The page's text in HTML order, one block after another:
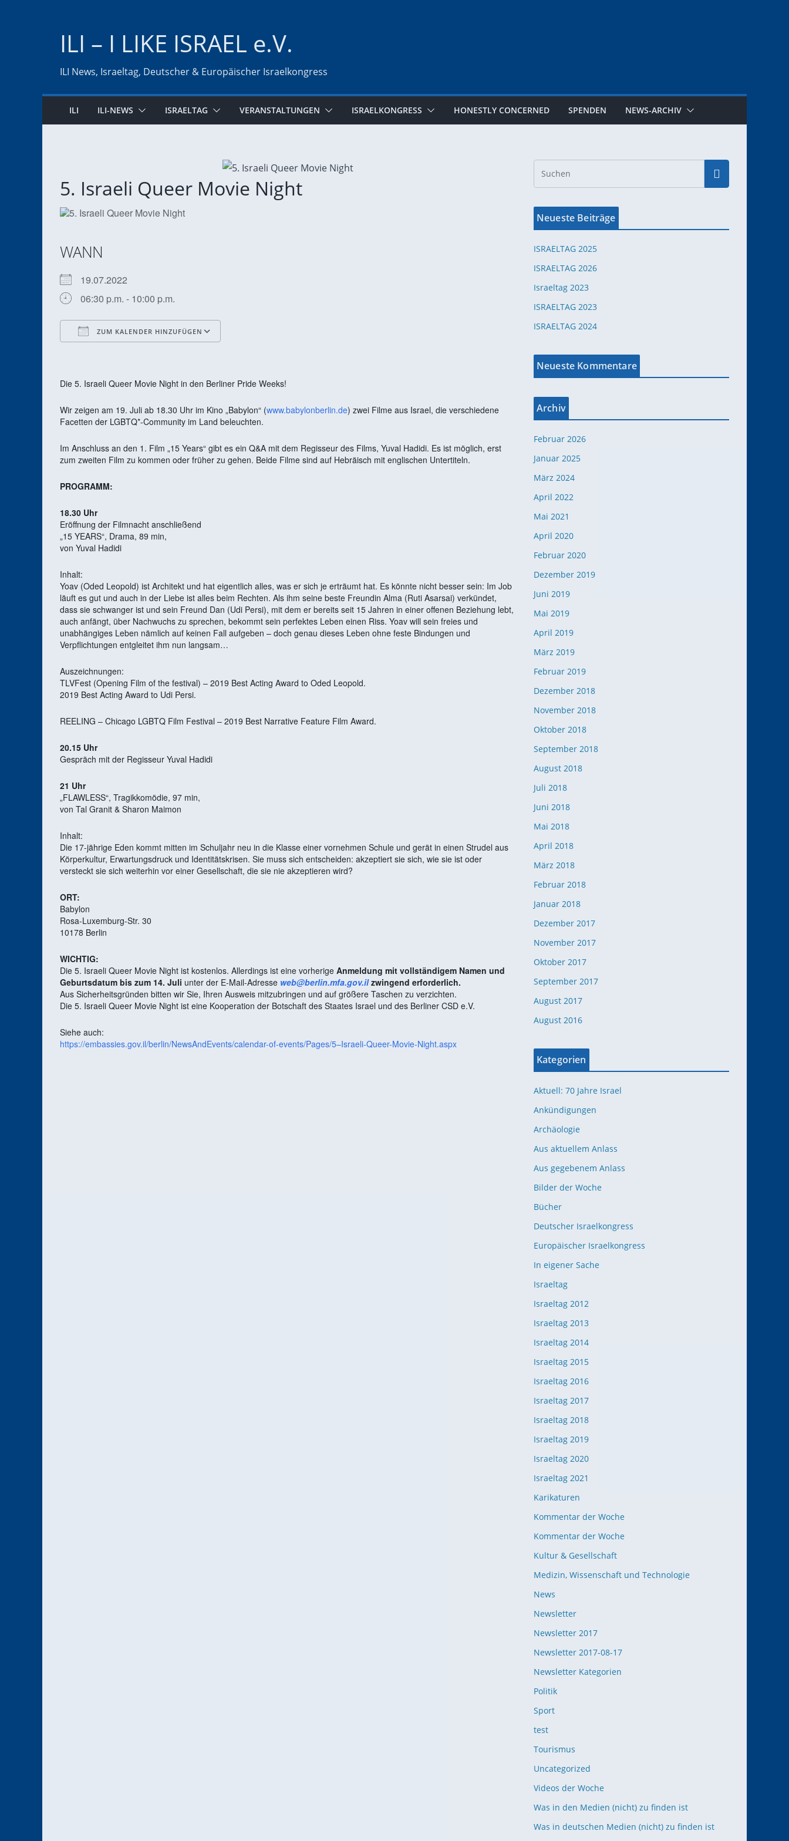
ILI – I LIKE ISRAEL e.V.
ILI News, Israeltag, Deutscher & Europäischer Israelkongress
ILI ILI-NEWS ISRAELTAG VERANSTALTUNGEN ISRAELKONGRESS HONESTLY CONCERNED SPENDEN NEWS-ARCHIV
5. Israeli Queer Movie Night
WANN
19.07.2022
06:30 p.m. - 10:00 p.m.
ZUM KALENDER HINZUFÜGEN
Office 365
Die 5. Israeli Queer Movie Night in den Berliner Pride Weeks!
Wir zeigen am 19. Juli ab 18.30 Uhr im Kino „Babylon“ (www.babylonberlin.de) zwei Filme aus Israel, die verschiedene
Facetten der LGBTQ*-Community im Land beleuchten.
Im Anschluss an den 1. Film „15 Years“ gibt es ein Q&A mit dem Regisseur des Films, Yuval Hadidi. Es ist möglich, erst
zum zweiten Film zu kommen oder früher zu gehen. Beide Filme sind auf Hebräisch mit englischen Untertiteln.
PROGRAMM:
18.30 Uhr
Eröffnung der Filmnacht anschließend
„15 YEARS“, Drama, 89 min,
von Yuval Hadidi
Inhalt:
Yoav (Oded Leopold) ist Architekt und hat eigentlich alles, was er sich je erträumt hat. Es könnte nicht besser sein: Im Job
läuft es gut und auch in der Liebe ist alles beim Rechten. Als ihm seine beste Freundin Alma (Ruti Asarsai) verkündet,
dass sie schwanger ist und sein Freund Dan (Udi Persi), mit dem er bereits seit 15 Jahren in einer offenen Beziehung lebt,
auch anfängt, über Nachwuchs zu sprechen, bekommt sein perfektes Leben einen Riss. Yoav will sein freies und
unabhängiges Leben nämlich auf keinen Fall aufgeben – doch genau dieses Leben ohne feste Bindungen und
Verpflichtungen entgleitet ihm nun langsam…
Auszeichnungen:
TLVFest (Opening Film of the festival) – 2019 Best Acting Award to Oded Leopold.
2019 Best Acting Award to Udi Persi.
REELING – Chicago LGBTQ Film Festival – 2019 Best Narrative Feature Film Award.
20.15 Uhr
Gespräch mit der Regisseur Yuval Hadidi
21 Uhr
„FLAWLESS“, Tragikkomödie, 97 min,
von Tal Granit & Sharon Maimon
Inhalt:
Die 17-jährige Eden kommt mitten im Schuljahr neu in die Klasse einer vornehmen Schule und gerät in einen Strudel aus
Körperkultur, Erwartungsdruck und Identitätskrisen. Sie muss sich entscheiden: akzeptiert sie sich, wie sie ist oder
versteckt sie sich weiterhin vor einer Gesellschaft, die sie nie akzeptieren wird?
ORT:
Babylon
Rosa-Luxemburg-Str. 30
10178 Berlin
WICHTIG:
Die 5. Israeli Queer Movie Night ist kostenlos. Allerdings ist eine vorherige Anmeldung mit vollständigem Namen und
Geburtsdatum bis zum 14. Juli unter der E-Mail-Adresse web@berlin.mfa.gov.il zwingend erforderlich.
Aus Sicherheitsgründen bitten wir Sie, Ihren Ausweis mitzubringen und auf größere Taschen zu verzichten.
Die 5. Israeli Queer Movie Night ist eine Kooperation der Botschaft des Staates Israel und des Berliner CSD e.V.
Siehe auch:
https://embassies.gov.il/berlin/NewsAndEvents/calendar-of-events/Pages/5–Israeli-Queer-Movie-Night.aspx
Neueste Beiträge
ISRAELTAG 2025
ISRAELTAG 2026
Israeltag 2023
ISRAELTAG 2023
ISRAELTAG 2024
Neueste Kommentare
Archiv
Februar 2026
Januar 2025
März 2024
April 2022
Mai 2021
April 2020
Februar 2020
Dezember 2019
Juni 2019
Mai 2019
April 2019
März 2019
Februar 2019
Dezember 2018
November 2018
Oktober 2018
September 2018
August 2018
Juli 2018
Juni 2018
Mai 2018
April 2018
März 2018
Februar 2018
Januar 2018
Dezember 2017
November 2017
Oktober 2017
September 2017
August 2017
August 2016
Kategorien
Aktuell: 70 Jahre Israel
Ankündigungen
Archäologie
Aus aktuellem Anlass
Aus gegebenem Anlass
Bilder der Woche
Bücher
Deutscher Israelkongress
Europäischer Israelkongress
In eigener Sache
Israeltag
Israeltag 2012
Israeltag 2013
Israeltag 2014
Israeltag 2015
Israeltag 2016
Israeltag 2017
Israeltag 2018
Israeltag 2019
Israeltag 2020
Israeltag 2021
Karikaturen
Kommentar der Woche
Kommentar der Woche
Kultur & Gesellschaft
Medizin, Wissenschaft und Technologie
News
Newsletter
Newsletter 2017
Newsletter 2017-08-17
Newsletter Kategorien
Politik
Sport
test
Tourismus
Uncategorized
Videos der Woche
Was in den Medien (nicht) zu finden ist
Was in deutschen Medien (nicht) zu finden ist